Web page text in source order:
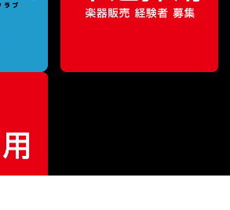
（税込）